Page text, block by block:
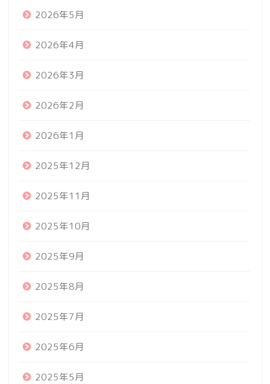
2026年5月
2026年4月
2026年3月
2026年2月
2026年1月
2025年12月
2025年11月
2025年10月
2025年9月
2025年8月
2025年7月
2025年6月
2025年5月